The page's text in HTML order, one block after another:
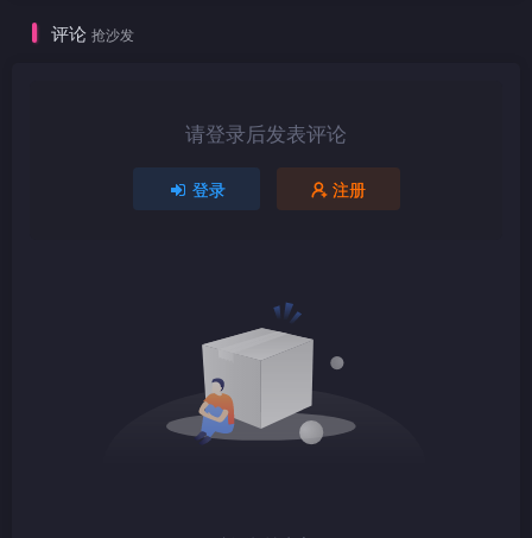
1080P TS
1080P
评论 抢沙发
请登录后发表评论
登录 注册